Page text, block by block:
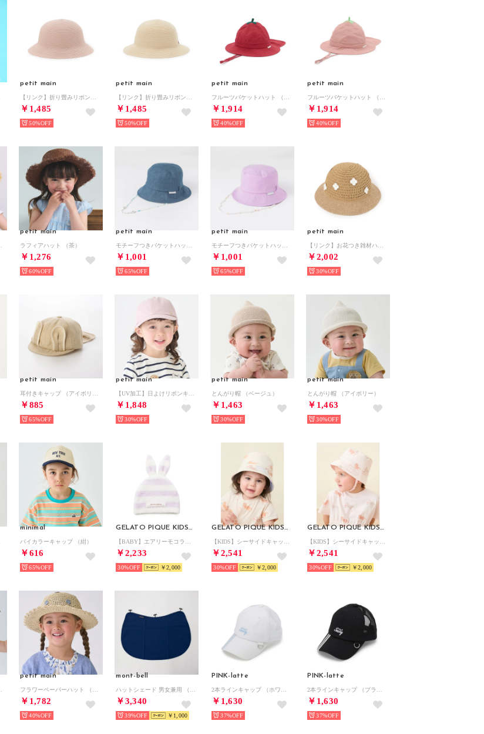
petit main
￥1,485
50%
petit main
￥1,485
50%
petit main
￥1,914
40%
petit main
￥1,914
40%
petit main
ラフィアハット （茶）
￥1,276
60%
petit main
￥1,001
65%
petit main
￥1,001
65%
petit main
￥2,002
30%
petit main
￥885
65%
petit main
￥1,848
30%
petit main
とんがり帽 （ベージュ）
￥1,463
30%
petit main
とんがり帽 （アイボリー）
￥1,463
30%
minimal
バイカラーキャップ （紺）
￥616
65%
GELATO PIQUE KIDS & BABY
￥2,233
30% ￥2,000
GELATO PIQUE KIDS & BABY
￥2,541
30% ￥2,000
GELATO PIQUE KIDS & BABY
￥2,541
30% ￥2,000
petit main
￥1,782
40%
mont-bell
￥3,340
39% ￥1,000
PINK-latte
￥1,630
37%
PINK-latte
￥1,630
37%